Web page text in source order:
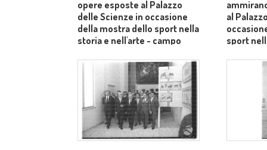
opere esposte al Palazzo
delle Scienze in occasione
della mostra dello sport nella
storia e nell'arte - campo
al
sport